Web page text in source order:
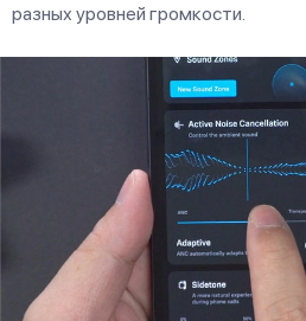
разных уровней громкости.